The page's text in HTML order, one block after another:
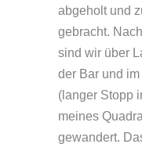
abgeholt und
gebracht.
sind wir über
der Bar und
(langer Stopp
meines
gewandert.